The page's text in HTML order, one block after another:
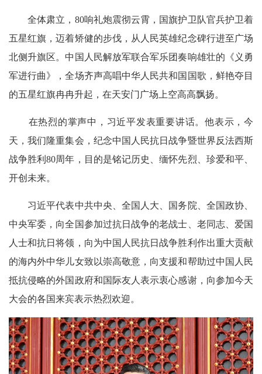
全体肃立，80响礼炮震彻云霄，国旗护卫队官兵护卫着
五星红旗，迈着矫健的步伐，从人民英雄纪念碑行进至广场
北侧升旗区。中国人民解放军联合军乐团奏响雄壮的《义勇
军进行曲》，全场齐声高唱中华人民共和国国歌，鲜艳夺目
的五星红旗冉冉升起，在天安门广场上空高高飘扬。
在热烈的掌声中，习近平发表重要讲话。他表示，今
天，我们隆重集会，纪念中国人民抗日战争暨世界反法西斯
战争胜利80周年，目的是铭记历史、缅怀先烈、珍爱和平、
开创未来。
习近平代表中共中央、全国人大、国务院、全国政协、
中央军委，向全国参加过抗日战争的老战士、老同志、爱国
人士和抗日将领，向为中国人民抗日战争胜利作出重大贡献
的海内外中华儿女致以崇高敬意，向支援和帮助过中国人民
抵抗侵略的外国政府和国际友人表示衷心感谢，向参加今天
大会的各国来宾表示热烈欢迎。